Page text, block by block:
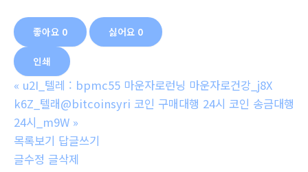
좋아요 0 싫어요 0
인쇄
« u2I_텔레 : bpmc55 마운자로런닝 마운자로건강_j8X
k6Z_텔래@bitcoinsyri 코인 구매대행 24시 코인 송금대행
24시_m9W »
목록보기 답글쓰기
글수정 글삭제